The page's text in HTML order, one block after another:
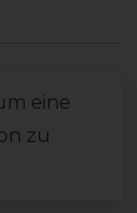
eine
zu